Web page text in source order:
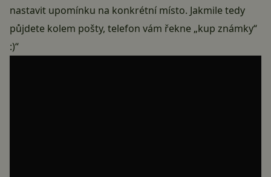
nastavit upomínku na konkrétní místo. Jakmile tedy
půjdete kolem pošty, telefon vám řekne „kup známky“
:)“